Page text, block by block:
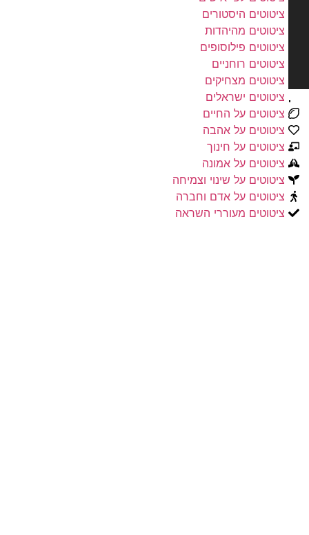
ציטוטים היסטורים
ציטוטים מהיהדות
ציטוטים פילוסופים
ציטוטים רוחניים
ציטוטים מצחיקים
ציטוטים ישראלים
ציטוטים על החיים
ציטוטים על אהבה
ציטוטים על חינוך
ציטוטים על אמונה
ציטוטים על שינוי וצמיחה
ציטוטים על אדם וחברה
ציטוטים מעוררי השראה